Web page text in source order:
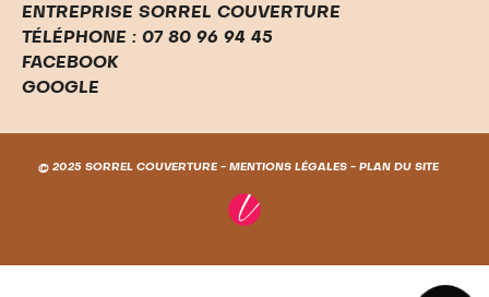
ENTREPRISE SORREL COUVERTURE
TÉLÉPHONE : 07 80 96 94 45
FACEBOOK
GOOGLE
© 2025 SORREL COUVERTURE - MENTIONS LÉGALES- PLAN DU SITE